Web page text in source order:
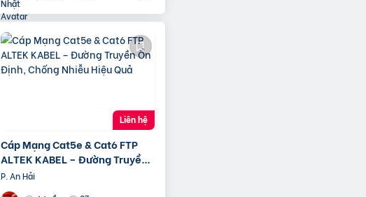
Cáp Mạng Cat5e & Cat6 FTP
ALTEK KABEL – Đường Truyền
Ổn Định, Chống Nhiễu Hiệu
Quả
P. An Hải
Liên hệ